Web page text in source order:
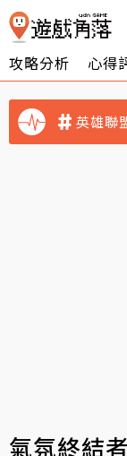
攻略分析 心得
英雄聯
氣氛終結